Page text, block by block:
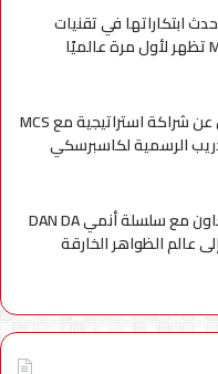
ابتكاراتها في تقنيات
شركة RAKICT تعلن عن شراكة استراتيجية مع MCS
الرسمية لكاسبرسكي
Honor of Kings تتعاون مع سلسلة أنمي DAN DA